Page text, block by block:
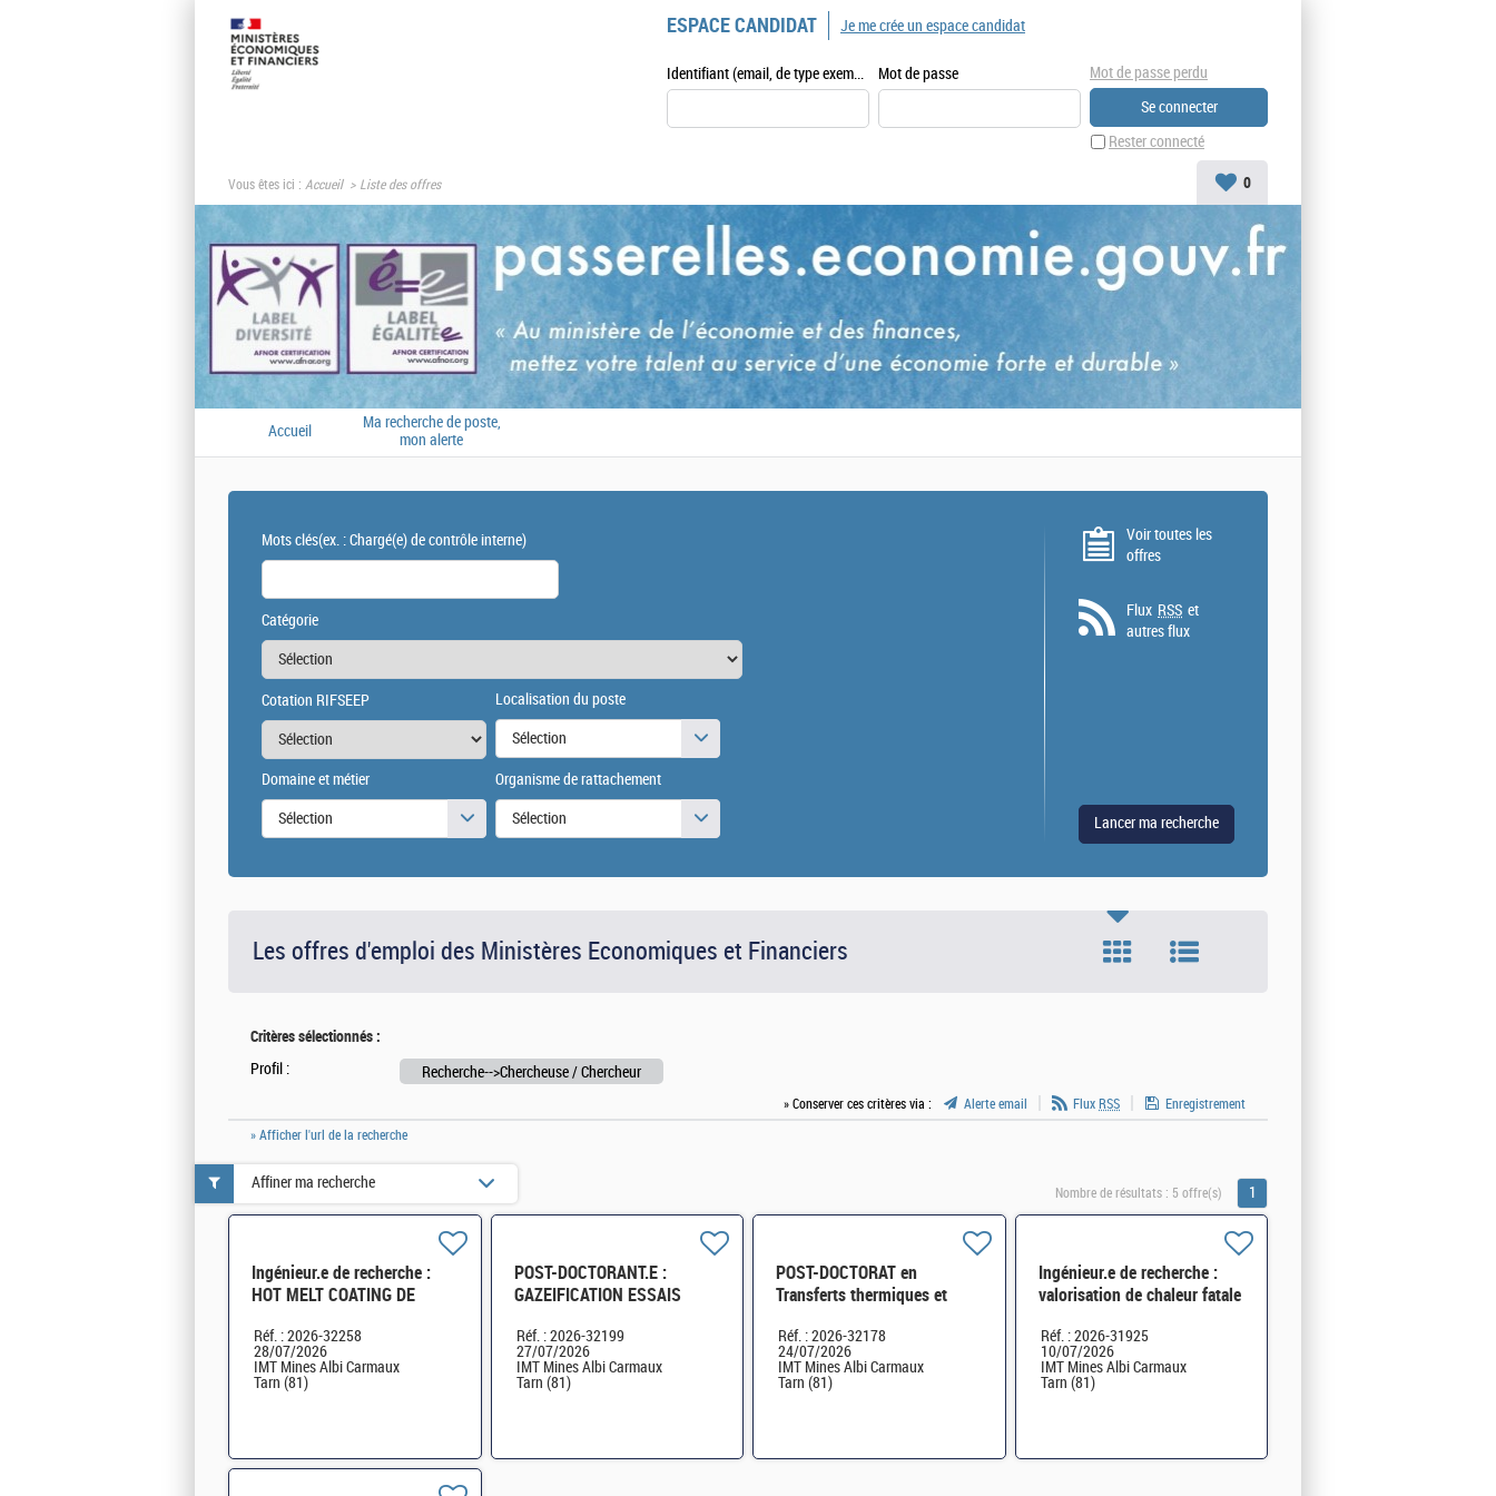
ESPACE CANDIDAT
Identifiant (email, de type exemple@exemple.fr) Mot de passe
Rester connecté
Mot de passe perdu
Je me crée un espace candidat
Vous êtes ici : Accueil Liste des offres 0
Accueil
Ma recherche de poste,
mon alerte
Mots clés(ex. : Chargé(e) de contrôle interne)
Catégorie
Cotation RIFSEEP Localisation du poste
Sélection
Domaine et métier
Sélection
Organisme de rattachement
Sélection
Voir toutes les
offres
Flux RSS et
autres flux
Les offres d'emploi des Ministères Economiques et Financiers
Critères sélectionnés :
Profil : Recherche-->Chercheuse / Chercheur
» Conserver ces critères via : Alerte email Flux RSS
Enregistrement
» Afficher l'url de la recherche
Nombre de résultats : 5 offre(s) 1
Ingénieur.e de recherche :
HOT MELT COATING DE
PHARMACEUTIQUES - CDD
12 mois H/F
Réf. : 2026-32258
28/07/2026
IMT Mines Albi Carmaux
Tarn (81)
POST-DOCTORANT.E :
GAZEIFICATION ESSAIS
mois H/F
Réf. : 2026-32199
27/07/2026
IMT Mines Albi Carmaux
Tarn (81)
POST-DOCTORAT en
Transferts thermiques et
– CDD 18 mois H/F
Réf. : 2026-32178
24/07/2026
IMT Mines Albi Carmaux
Tarn (81)
Ingénieur.e de recherche :
valorisation de chaleur fatale
CDD 24 mois H/F
Réf. : 2026-31925
10/07/2026
IMT Mines Albi Carmaux
Tarn (81)
Affiner ma recherche